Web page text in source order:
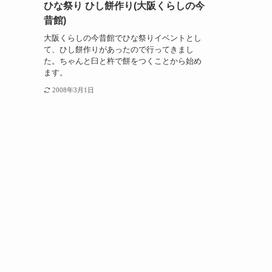
ひな祭り ひし餅作り(大阪くらしの今
昔館)
大阪くらしの今昔館でひな祭りイベントとし
て、ひし餅作りがあったので行ってきまし
た。ちゃんと臼と杵で餅をつくことから始め
ます。
2008年3月1日